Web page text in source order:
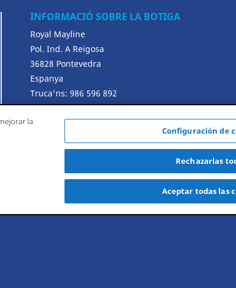
INFORMACIÓ SOBRE LA BOTIGA
Royal Mayline
Pol. Ind. A Reigosa
36828 Pontevedra
Espanya
Truca'ns: 986 596 892
Envia'ns un correu:pedidos@royalmayline.com
la
Configuración de
Rechazarlas
Aceptar todas las